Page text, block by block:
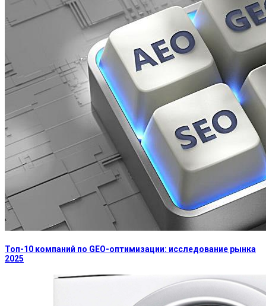
Топ-10 компаний по GEO-оптимизации: исследование рынка
2025